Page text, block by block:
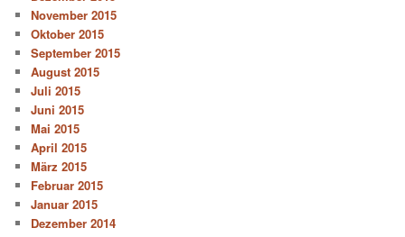
November 2015
Oktober 2015
September 2015
August 2015
Juli 2015
Juni 2015
Mai 2015
April 2015
März 2015
Februar 2015
Januar 2015
Dezember 2014